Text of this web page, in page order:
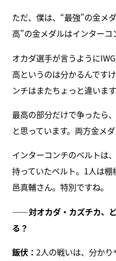
ただ、僕は、“最強”の金メ
高”の金メダルはインターコ
オカダ選手が言うように
高というのは分かるんです
ンチはまたちょっと違います
最高の部分だけで争ったら
と思っています。両方金メダ
インターコンチのベルトは
持っていたベルト。1人は
邑真輔さん。特別ですね。
――対オカダ・カズチカ、
る？
飯伏： 2人の戦いは、分か